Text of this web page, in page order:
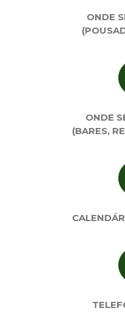
ONDE
ONDE
(BARES,